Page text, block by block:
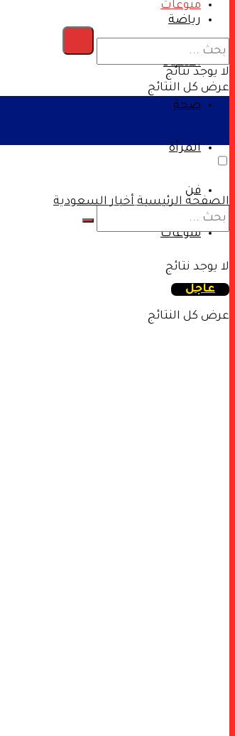
رياضة
اقتصاد
صحة
المرأة
فن
منوعات
عاجل
منوعات
لا يوجد نتائج
عرض كل النتائج
لا يوجد نتائج
عرض كل النتائج
الصفحة الرئيسية أخبار السعودية